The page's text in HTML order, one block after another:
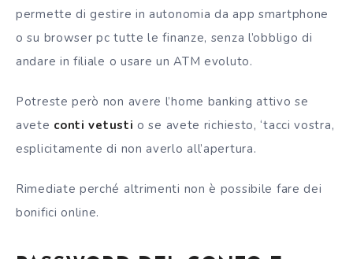
permette di gestire in autonomia da app smartphone
o su browser pc tutte le finanze, senza l’obbligo di
andare in filiale o usare un ATM evoluto.
Potreste però non avere l’home banking attivo se
avete conti vetusti o se avete richiesto, ‘tacci vostra,
esplicitamente di non averlo all’apertura.
Rimediate perché altrimenti non è possibile fare dei
bonifici online.